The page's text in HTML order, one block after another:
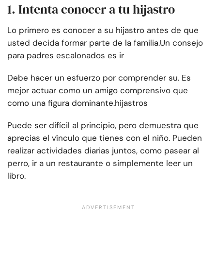
1. Intenta conocer a tu hijastro
Lo primero es conocer a su hijastro antes de que
usted decida formar parte de la familia.Un consejo
para padres escalonados es ir
Debe hacer un esfuerzo por comprender su. Es
mejor actuar como un amigo comprensivo que
como una figura dominante.hijastros
Puede ser difícil al principio, pero demuestra que
aprecias el vínculo que tienes con el niño. Pueden
realizar actividades diarias juntos, como pasear al
perro, ir a un restaurante o simplemente leer un
libro.